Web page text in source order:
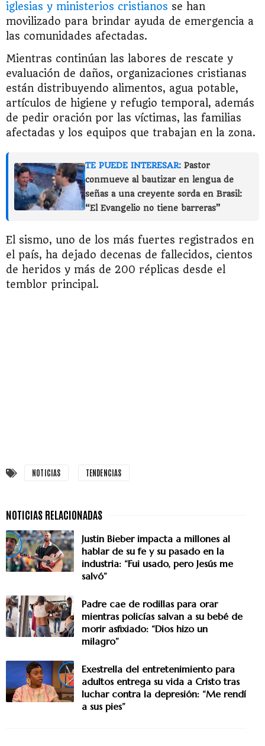
iglesias y ministerios cristianos se han
movilizado para brindar ayuda de emergencia a
las comunidades afectadas.
Mientras continúan las labores de rescate y
evaluación de daños, organizaciones cristianas
están distribuyendo alimentos, agua potable,
artículos de higiene y refugio temporal, además
de pedir oración por las víctimas, las familias
afectadas y los equipos que trabajan en la zona.
TE PUEDE INTERESAR: Pastor
conmueve al bautizar en lengua de
señas a una creyente sorda en Brasil:
“El Evangelio no tiene barreras”
El sismo, uno de los más fuertes registrados en
el país, ha dejado decenas de fallecidos, cientos
de heridos y más de 200 réplicas desde el
temblor principal.
NOTICIAS TENDENCIAS
Justin Bieber impacta a millones al
hablar de su fe y su pasado en la
industria: “Fui usado, pero Jesús me
salvó”
Padre cae de rodillas para orar
mientras policías salvan a su bebé de
morir asfixiado: “Dios hizo un
milagro”
Exestrella del entretenimiento para
adultos entrega su vida a Cristo tras
luchar contra la depresión: “Me rendí
a sus pies”